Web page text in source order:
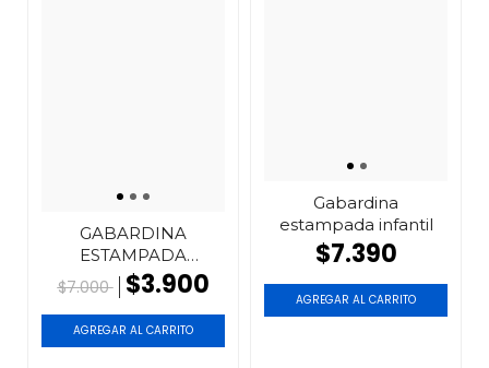
GABARDINA
ESTAMPADA
FLOREADA
$7.000 $3.900
Gabardina
estampada infantil
$7.390